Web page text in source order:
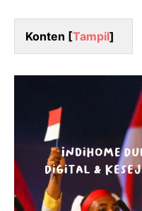
Konten [Tampil]